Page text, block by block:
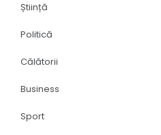
Știință
Politică
Călătorii
Business
Sport